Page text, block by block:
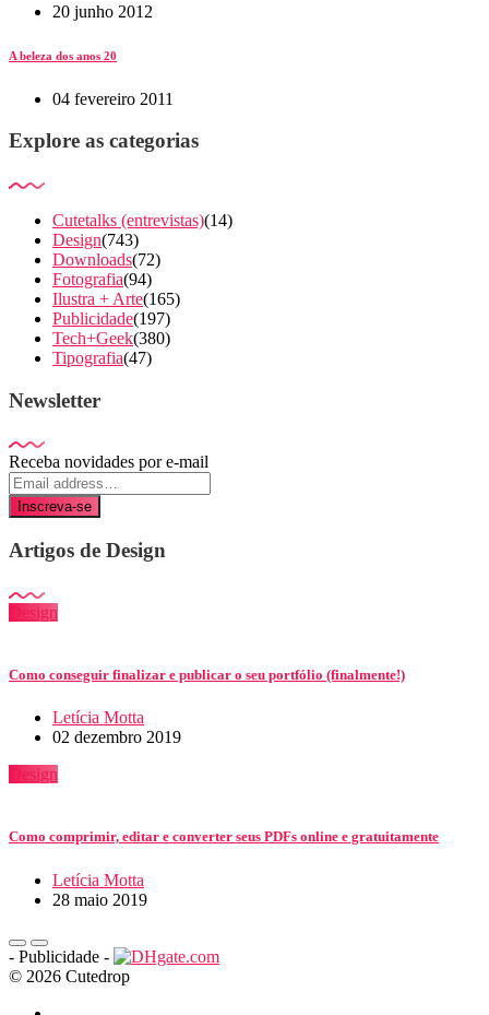
20 junho 2012
A beleza dos anos 20
04 fevereiro 2011
Explore as categorias
Cutetalks (entrevistas)(14)
Design(743)
Downloads(72)
Fotografia(94)
Ilustra + Arte(165)
Publicidade(197)
Tech+Geek(380)
Tipografia(47)
Newsletter
Receba novidades por e-mail
Inscreva-se
Artigos de Design
Design
Como conseguir finalizar e publicar o seu portfólio (finalmente!)
Letícia Motta
02 dezembro 2019
Design
Como comprimir, editar e converter seus PDFs online e gratuitamente
Letícia Motta
28 maio 2019
- Publicidade -
© 2026 Cutedrop